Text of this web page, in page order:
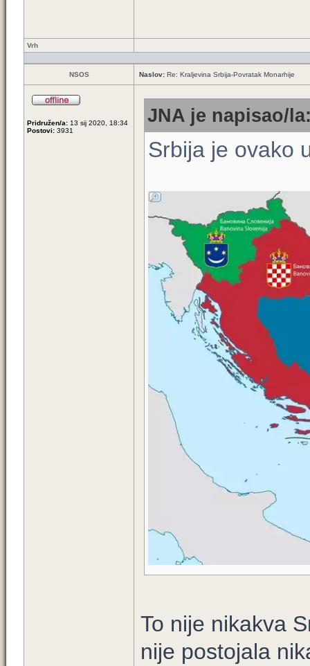
Vrh
NSOS Naslov: Re: Kraljevina Srbija-Povratak Monarhije
Pridružen/a: 13 sij 2020, 18:34
Postovi: 3931
JNA je napisao/
Srbija je ovako
To nije nikakva
nije postojala